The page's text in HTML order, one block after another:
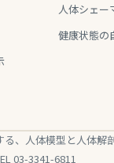
人体シェー
健康状態の
、人体模型と人体解
03-3341-6811